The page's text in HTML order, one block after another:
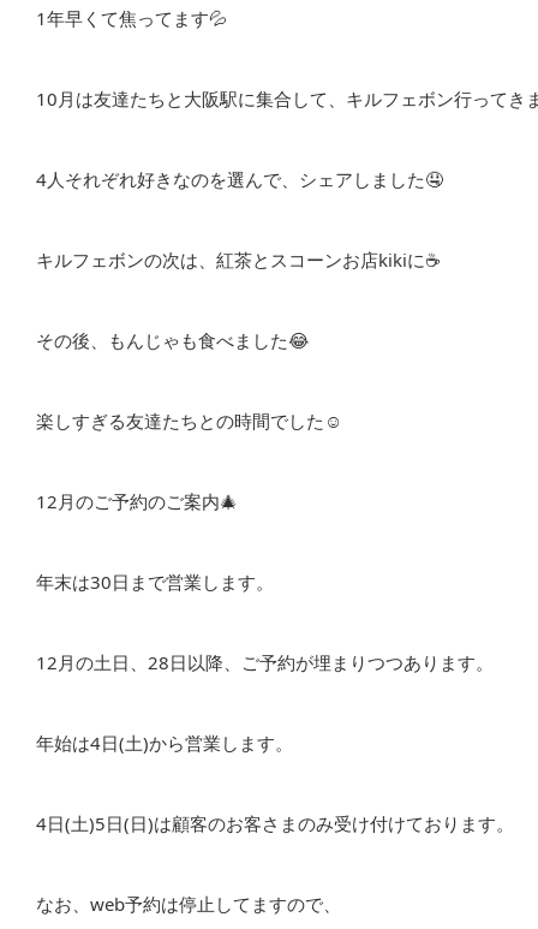
1年早くて焦ってます💦
10月は友達たちと大阪駅に集合して、キルフェボン行ってき
4人それぞれ好きなのを選んで、シェアしました🤤
キルフェボンの次は、紅茶とスコーンお店kikiに☕️
その後、もんじゃも食べました😂
楽しすぎる友達たちとの時間でした☺️
12月のご予約のご案内🎄
年末は30日まで営業します。
12月の土日、28日以降、ご予約が埋まりつつあります。
年始は4日(土)から営業します。
4日(土)5日(日)は顧客のお客さまのみ受け付けております。
なお、web予約は停止してますので、